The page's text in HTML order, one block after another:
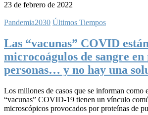
23 de febrero de 2022
Pandemia2030 Últimos Tiempos
Las “vacunas” COVID
microcoágulos de sangre en
personas… y no hay una
Los millones de casos que se informan como
“vacunas” COVID-19 tienen un vínculo
microscópicos provocados por proteínas de